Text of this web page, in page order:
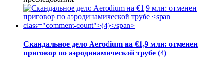
Скандальное дело Aerodium на €1,9 млн: отменен
приговор по аэродинамической трубе (4)